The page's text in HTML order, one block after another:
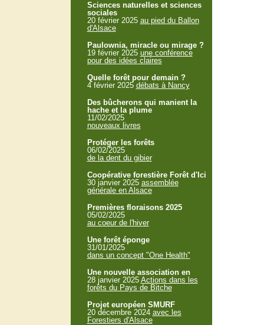
Sciences naturelles et sciences
sociales
20 février 2025 au pied du Ballon
d'Alsace
Paulownia, miracle ou mirage ?
19 février 2025 une conférence
pour des idées claires
Quelle forêt pour demain ?
4 février 2025 débats à Nancy
Des bûcherons qui manient la
hache et la plume
11/02/2025
nouveaux livres
Protéger les forêts
06/02/2025
de la dent du gibier
Coopérative forestière Forêt d'Ici
30 janvier 2025 assemblée
générale en Alsace
Premières floraisons 2025
05/02/2025
au coeur de l'hiver
Une forêt éponge
31/01/2025
dans un concept "One Health"
Une nouvelle association en
28 janvier 2025 Actions dans les
forêts du Pays de Bitche
Projet européen SMURF
20 décembre 2024 avec les
Forestiers d'Alsace